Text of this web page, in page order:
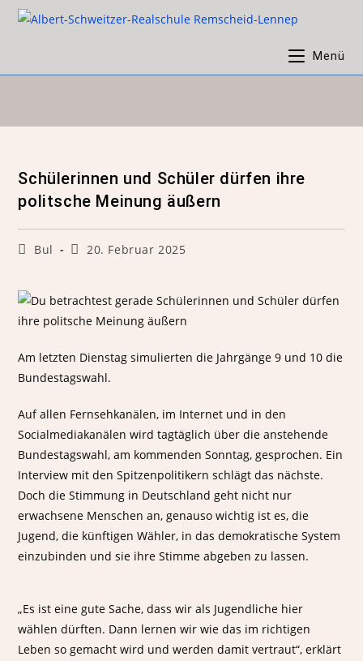
Menü
Schülerinnen und Schüler dürfen ihre
politsche Meinung äußern
Bul 20. Februar 2025
Am letzten Dienstag simulierten die Jahrgänge 9 und 10 die
Bundestagswahl.
Auf allen Fernsehkanälen, im Internet und in den
Socialmediakanälen wird tagtäglich über die anstehende
Bundestagswahl, am kommenden Sonntag, gesprochen. Ein
Interview mit den Spitzenpolitikern schlägt das nächste.
Doch die Stimmung in Deutschland geht nicht nur
erwachsene Menschen an, genauso wichtig ist es, die
Jugend, die künftigen Wähler, in das demokratische System
einzubinden und sie ihre Stimme abgeben zu lassen.
„Es ist eine gute Sache, dass wir als Jugendliche hier
wählen dürften. Dann lernen wir wie das im richtigen
Leben so gemacht wird und werden damit vertraut“, erklärt